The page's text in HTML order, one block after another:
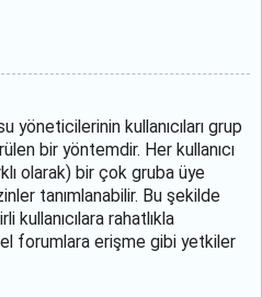
yöneticilerinin kullanıcıları grup
bir yöntemdir. Her kullanıcı
olarak) bir çok gruba üye
tanımlanabilir. Bu şekilde
kullanıcılara rahatlıkla
forumlara erişme gibi yetkiler